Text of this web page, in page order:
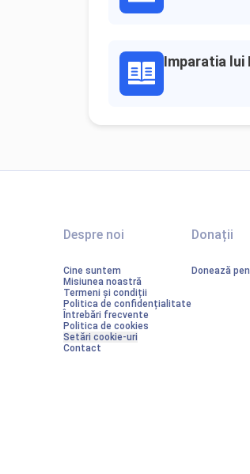
Imparatia lui
Despre noi
Cine suntem
Misiunea noastră
Termeni și condiții
Politica de confidențialitate
Întrebări frecvente
Politica de cookies
Setări cookie-uri
Contact
Donații
Donează